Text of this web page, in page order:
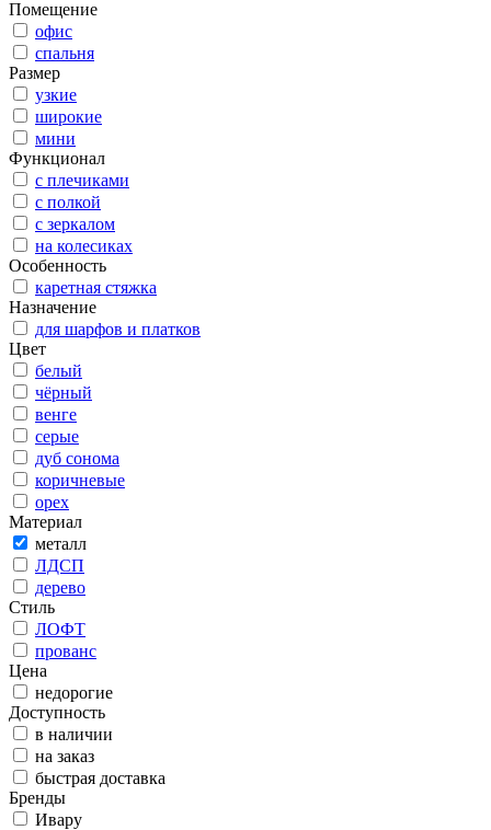
Помещение
офис
спальня
Размер
узкие
широкие
мини
Функционал
с плечиками
с полкой
с зеркалом
на колесиках
Особенность
каретная стяжка
Назначение
для шарфов и платков
Цвет
белый
чёрный
венге
серые
дуб сонома
коричневые
орех
Материал
металл
ЛДСП
дерево
Стиль
ЛОФТ
прованс
Цена
недорогие
Доступность
в наличии
на заказ
быстрая доставка
Бренды
Ивару